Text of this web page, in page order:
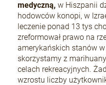
+Speed Auto
19,80 zł
medyczną, w Hiszpanii
hodowców konopi, w
leczenie ponad 13 tys
zreformował prawo na
amerykańskich stanów
skorzystamy z
celach rekreacyjnych.
wzrostu liczby